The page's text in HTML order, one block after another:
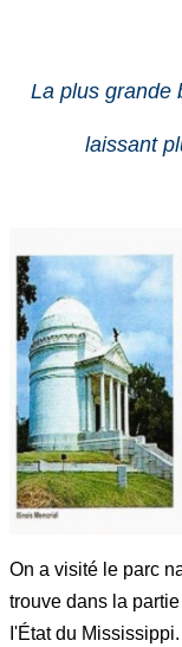
Asie
La plus grande
laissant
On a visité le parc
trouve dans la
I'État du